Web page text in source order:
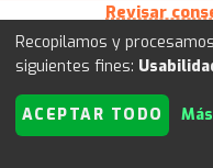
Revisar
Recopilamos y
siguientes fines:
ACEPTAR TODO